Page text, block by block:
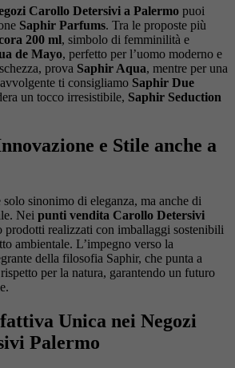
Carollo Detersivi a Palermo puoi
Saphir Parfums. Tra le proposte più
200 ml, simbolo di femminilità e
de Mayo, perfetto per l’uomo moderno e
prova Saphir Aqua, mentre per una
ti consigliamo Saphir Due
un tocco irresistibile, Saphir Seduction
e Stile anche a
solo sinonimo di eleganza, ma anche di
Nei punti vendita Carollo Detersivi
prodotti realizzati con imballaggi sostenibili
ambientale. L’impegno verso la
della filosofia Saphir, che punta a
per la natura, garantendo un futuro
Unica nei Negozi
Palermo